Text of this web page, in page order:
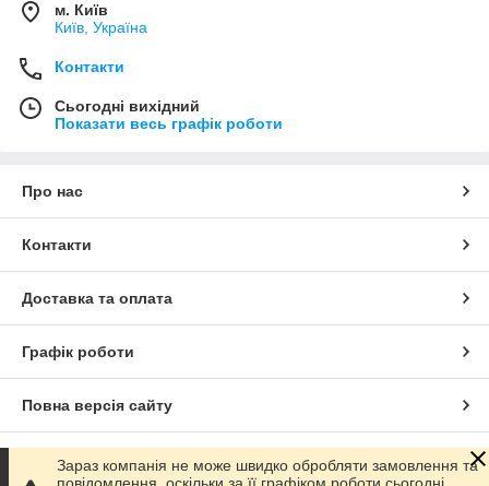
м. Київ
Київ, Україна
Контакти
Сьогодні вихідний
Показати весь графік роботи
Про нас
Контакти
Доставка та оплата
Графік роботи
Повна версія сайту
Сайт створено на маркетплейсі Prom.ua
Зараз компанія не може швидко обробляти замовлення та